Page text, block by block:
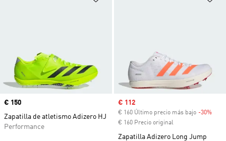
Precio
€ 150
Zapatilla de atletismo Adizero HJ
Performance
Precio de venta
€ 112
€ 160 Último precio más bajo -30%
€ 160 Precio original
Zapatilla Adizero Long Jump